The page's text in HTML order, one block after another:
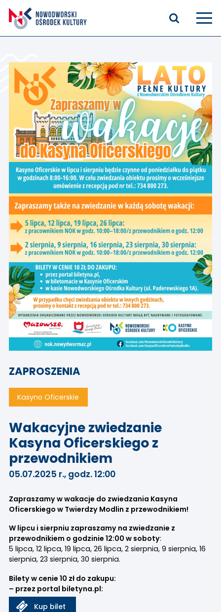
Kasyno Oficerskie
Kino
Zajęcia stałe
Kontakt
ZAPROSZENIA
Kasyno Oficerskie
Wakacyjne zwiedzanie
Kasyna Oficerskiego z
przewodnikiem
05.07.2025 r., godz. 12:00
Zapraszamy w wakacje do zwiedzania Kasyna
Oficerskiego w Twierdzy Modlin z przewodnikiem!
W lipcu i sierpniu zapraszamy na zwiedzanie z
przewodnikiem o godzinie 12:00 w soboty:
5 lipca, 12 lipca, 19 lipca, 26 lipca, 2 sierpnia, 9 sierpnia, 16
sierpnia, 23 sierpnia, 30 sierpnia.
Bilety w cenie 10 zł do zakupu:
– przez portal biletyna.pl:
Kup bilet